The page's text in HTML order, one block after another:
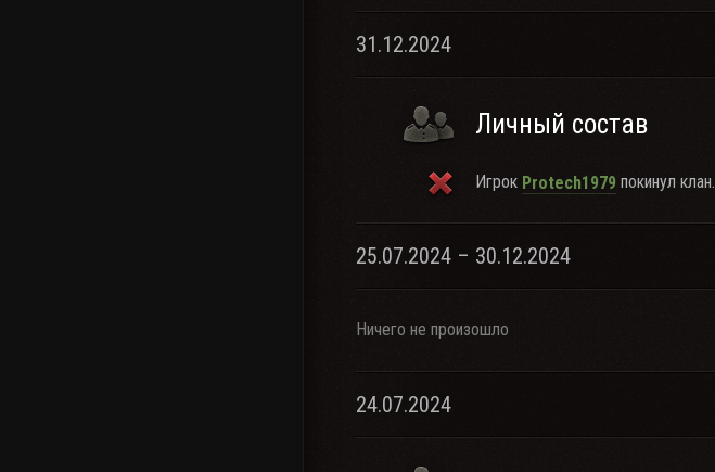
31.12.2024
Личный состав
Игрок Protech1979 покинул клан.
25.07.2024 – 30.12.2024
Ничего не произошло
24.07.2024